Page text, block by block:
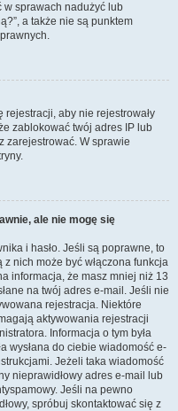
w sprawach nadużyć lub
a także nie są punktem
rejestracji, aby nie rejestrowały
zablokować twój adres IP lub
zarejestrować. W sprawie
ale nie mogę się
i hasło. Jeśli są poprawne, to
nich może być włączona funkcja
informacja, że masz mniej niż 13
na twój adres e-mail. Jeśli nie
rejestracja. Niektóre
aktywowania rejestracji
Informacja o tym była
wysłana do ciebie wiadomość e-
Jeżeli taka wiadomość
nieprawidłowy adres e-mail lub
Jeśli na pewno
spróbuj skontaktować się z